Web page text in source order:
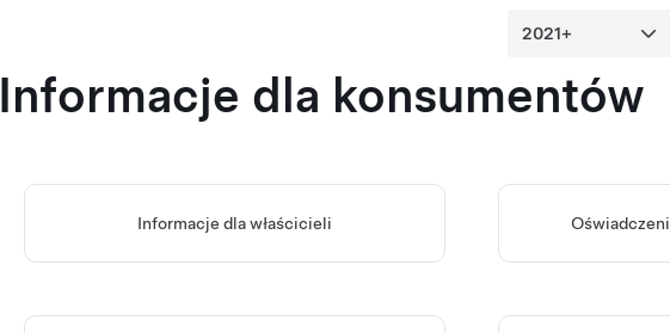
Informacje dla konsumentów
Informacje dla właścicieli